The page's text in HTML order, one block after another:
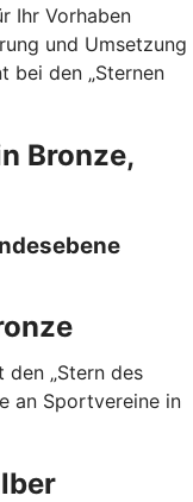
Ihr Vorhaben
und Umsetzung
bei den „Sternen
Bronze,
den „Stern des
an Sportvereine in